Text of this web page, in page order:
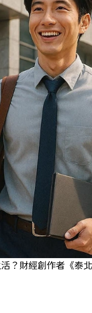
？財經創作者《泰